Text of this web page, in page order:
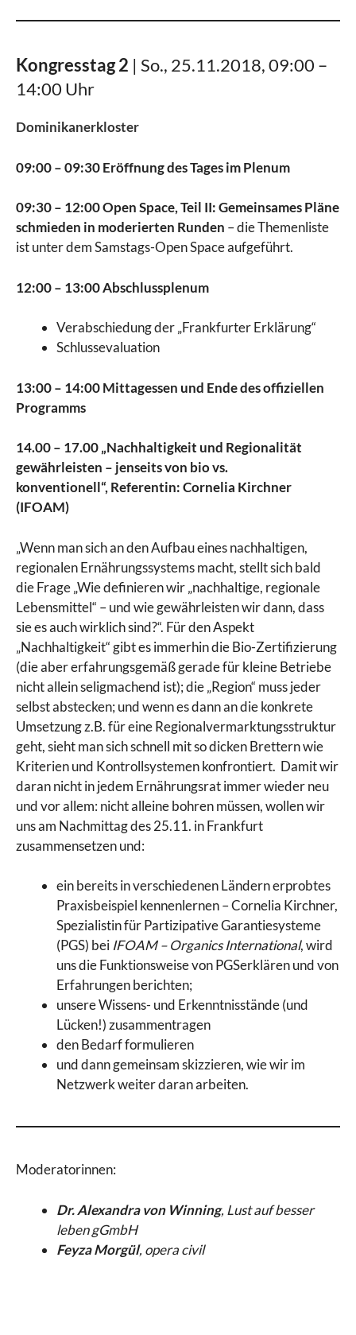
Kongresstag 2 | So., 25.11.2018, 09:00 –
14:00 Uhr
Dominikanerkloster
09:00–09:30 Eröffnung des Tages im Plenum
09:30– 12:00 Open Space, Teil II: Gemeinsames Pläne
schmieden in moderierten Runden – die Themenliste
ist unter dem Samstags-Open Space aufgeführt.
12:00– 13:00 Abschlussplenum
Verabschiedung der „Frankfurter Erklärung“
Schlussevaluation
13:00– 14:00 Mittagessen und Ende des offiziellen
Programms
14.00 – 17.00 „Nachhaltigkeit und Regionalität
gewährleisten – jenseits von bio vs.
konventionell“, Referentin: Cornelia Kirchner
(IFOAM)
„Wenn man sich an den Aufbau eines nachhaltigen,
regionalen Ernährungssystems macht, stellt sich bald
die Frage „Wie definieren wir „nachhaltige, regionale
Lebensmittel“ – und wie gewährleisten wir dann, dass
sie es auch wirklich sind?“. Für den Aspekt
„Nachhaltigkeit“ gibt es immerhin die Bio-Zertifizierung
(die aber erfahrungsgemäß gerade für kleine Betriebe
nicht allein seligmachend ist); die „Region“ muss jeder
selbst abstecken; und wenn es dann an die konkrete
Umsetzung z.B. für eine Regionalvermarktungsstruktur
geht, sieht man sich schnell mit so dicken Brettern wie
Kriterien und Kontrollsystemen konfrontiert. Damit wir
daran nicht in jedem Ernährungsrat immer wieder neu
und vor allem: nicht alleine bohren müssen, wollen wir
uns am Nachmittag des 25.11. in Frankfurt
zusammensetzen und:
ein bereits in verschiedenen Ländern erprobtes
Praxisbeispiel kennenlernen – Cornelia Kirchner,
Spezialistin für Partizipative Garantiesysteme
(PGS) bei IFOAM – Organics International, wird
uns die Funktionsweise von PGSerklären und von
Erfahrungen berichten;
unsere Wissens- und Erkenntnisstände (und
Lücken!) zusammentragen
den Bedarf formulieren
und dann gemeinsam skizzieren, wie wir im
Netzwerk weiter daran arbeiten.
Moderatorinnen:
Dr. Alexandra von Winning, Lust auf besser
leben gGmbH
Feyza Morgül, opera civil